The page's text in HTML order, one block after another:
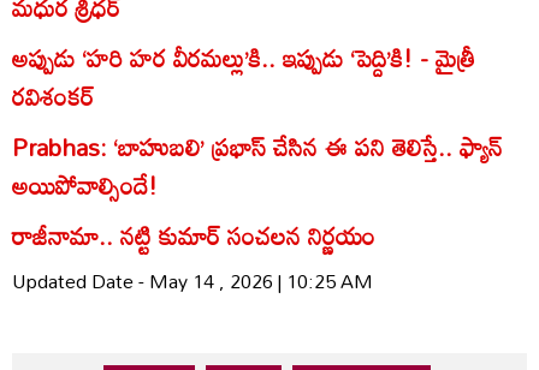
అప్పుడు ‘హరి హర వీరమల్లు’కి.. ఇప్పుడు ‘పెద్ది’కి! - మైత్రీ
రవిశంకర్
Prabhas: ‘బాహుబలి’ ప్రభాస్ చేసిన ఈ పని తెలిస్తే.. ఫ్యాన్
అయిపోవాల్సిందే!
రాజీనామా.. నట్టి కుమార్ సంచలన నిర్ణయం
Updated Date - May 14 , 2026 | 10:25 AM